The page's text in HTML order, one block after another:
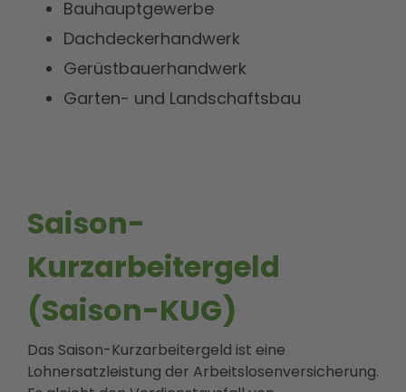
Bauhauptgewerbe
Dachdeckerhandwerk
Gerüstbauerhandwerk
Garten- und Landschaftsbau
Saison-
Kurzarbeitergeld
(Saison-KUG)
Das Saison-Kurzarbeitergeld ist eine
Lohnersatzleistung der Arbeitslosenversicherung.